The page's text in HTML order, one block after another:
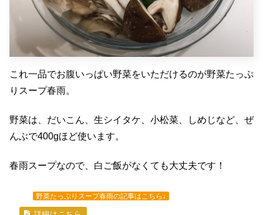
これ一品でお腹いっぱい野菜をいただけるのが野菜たっぷ
りスープ春雨。
野菜は、だいこん、生シイタケ、小松菜、しめじなど、ぜ
んぶで400gほど使います。
春雨スープなので、白ご飯がなくても大丈夫です！
野菜たっぷりスープ春雨の記事はこちら↓